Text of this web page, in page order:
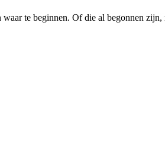
te beginnen. Of die al begonnen